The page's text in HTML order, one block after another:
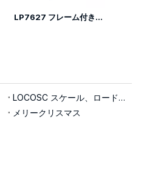
LP7627 フレーム付き可動フロアスケール
LOCOSC スケール、ロードセル、インジケーターの製造プロセスについて
メリークリスマス